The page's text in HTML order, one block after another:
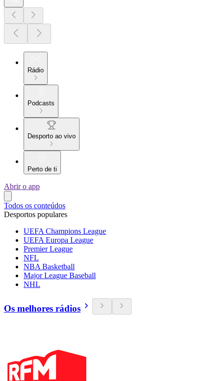
Rádio
Podcasts
Desporto ao vivo
Perto de ti
Abrir o app
Todos os conteúdos
Desportos populares
UEFA Champions League
UEFA Europa League
Premier League
NFL
NBA Basketball
Major League Baseball
NHL
Os melhores rádios